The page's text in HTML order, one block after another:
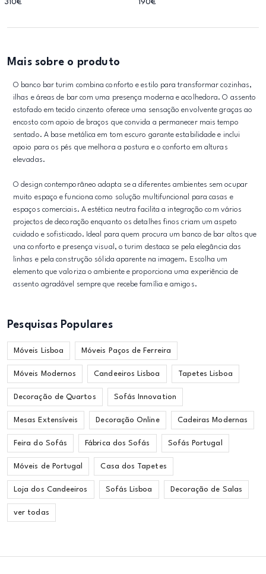
310€ 190€
Mais sobre o produto
O banco bar turim combina conforto e estilo para transformar cozinhas,
ilhas e áreas de bar com uma presença moderna e acolhedora. O assento
estofado em tecido cinzento oferece uma sensação envolvente graças ao
encosto com apoio de braços que convida a permanecer mais tempo
sentado. A base metálica em tom escuro garante estabilidade e inclui
apoio para os pés que melhora a postura e o conforto em alturas
elevadas.
O design contemporâneo adapta se a diferentes ambientes sem ocupar
muito espaço e funciona como solução multifuncional para casas e
espaços comerciais. A estética neutra facilita a integração com vários
projectos de decoração enquanto os detalhes finos criam um aspeto
cuidado e sofisticado. Ideal para quem procura um banco de bar altos que
una conforto e presença visual, o turim destaca se pela elegância das
linhas e pela construção sólida aparente na imagem. Escolha um
elemento que valoriza o ambiente e proporciona uma experiência de
assento agradável sempre que recebe família e amigos.
Pesquisas Populares
Móveis Lisboa Móveis Paços de Ferreira
Móveis Modernos Candeeiros Lisboa Tapetes Lisboa
Decoração de Quartos Sofás Innovation
Mesas Extensíveis Decoração Online Cadeiras Modernas
Feira do Sofás Fábrica dos Sofás Sofás Portugal
Móveis de Portugal Casa dos Tapetes
Loja dos Candeeiros Sofás Lisboa Decoração de Salas
ver todas